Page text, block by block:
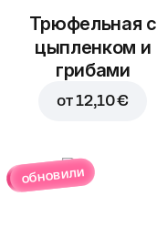
Трюфельная с
цыпленком и
грибами
от12,10 €
обновили